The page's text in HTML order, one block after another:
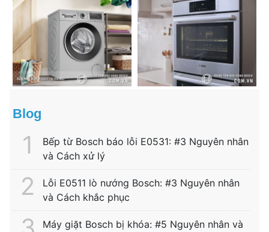
Blog
Bếp từ Bosch báo lỗi E0531: #3 Nguyên nhân
và Cách xử lý
Lỗi E0511 lò nướng Bosch: #3 Nguyên nhân
và Cách khắc phục
Máy giặt Bosch bị khóa: #5 Nguyên nhân và